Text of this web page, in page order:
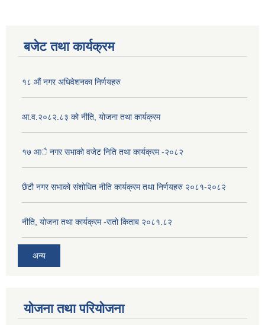
बजेट तथा कार्यक्रम
१८ औं नगर अधिवेशनका निर्णयहरु
आ.व.२०८२.८३ को नीति, योजना तथा कार्यक्रम
१७ आै नगर सभाकाे वजेट निति तथा कार्यक्रम -२०८२
छैटौ नगर सभाको संशोधित नीति कार्यक्रम तथा निर्णयहरु २०८१-२०८२
नीति, योजना तथा कार्यक्रम -रातो किताब २०८१.८२
अन्य
योजना तथा परियोजना